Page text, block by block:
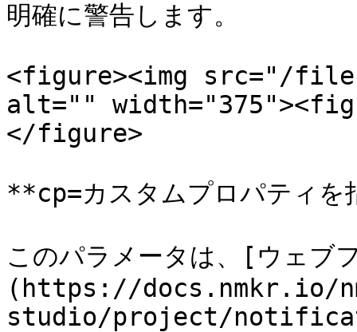
明確に警告します。
<figure><img src="/files/
alt=""
</figure>
**cp=カスタムプロパティを
このパラメータは、[ウェブ
(https://docs.nmkr.io/
studio/project/